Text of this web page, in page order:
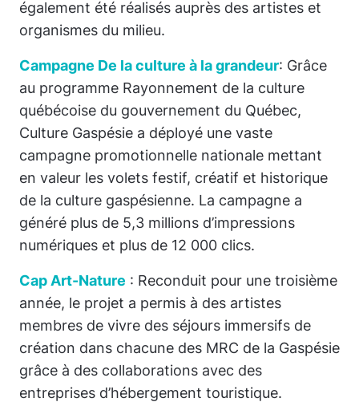
également été réalisés auprès des artistes et
organismes du milieu.
Campagne De la culture à la grandeur: Grâce
au programme Rayonnement de la culture
québécoise du gouvernement du Québec,
Culture Gaspésie a déployé une vaste
campagne promotionnelle nationale mettant
en valeur les volets festif, créatif et historique
de la culture gaspésienne. La campagne a
généré plus de 5,3 millions d’impressions
numériques et plus de 12 000 clics.
Cap Art-Nature : Reconduit pour une troisième
année, le projet a permis à des artistes
membres de vivre des séjours immersifs de
création dans chacune des MRC de la Gaspésie
grâce à des collaborations avec des
entreprises d’hébergement touristique.